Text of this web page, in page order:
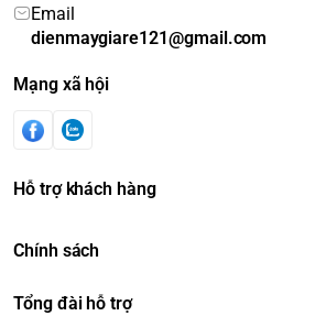
Email
dienmaygiare121@gmail.com
Mạng xã hội
Hỗ trợ khách hàng
Chính sách
Tổng đài hỗ trợ